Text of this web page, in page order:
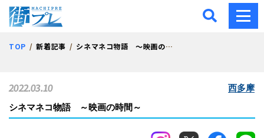
街プレ -東京・西多摩の
TOP 新着記事 シネマネコ物語 ～映画の時間～
シネマネコ物語 ～映画の時間～
2022.03.10 西多摩